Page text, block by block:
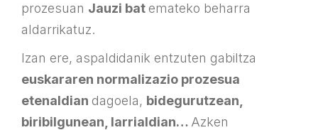
prozesuan Jauzi bat emateko beharra
aldarrikatuz.
Izan ere, aspaldidanik entzuten gabiltza
euskararen normalizazio prozesua
etenaldian dagoela, bidegurutzean,
biribilgunean, larrialdian… Azken